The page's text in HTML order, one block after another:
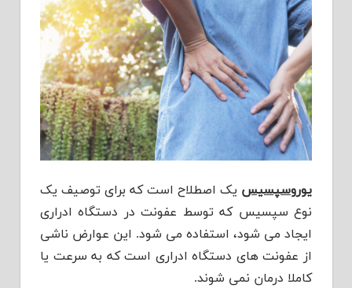
یوروسپسیس یک اصطلاح است که برای توصیف یک
نوع سپسیس که توسط عفونت در دستگاه ادراری
ایجاد می شود، استفاده می شود. این عوارض ناشی
از عفونت های دستگاه ادراری است که به سرعت یا
کاملا درمان نمی شوند.